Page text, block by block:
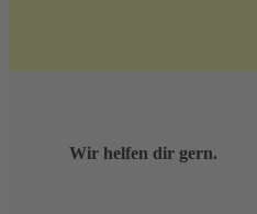
Wir helfen dir gern.